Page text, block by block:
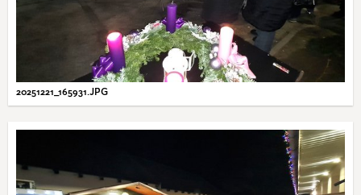
20251221_165931.JPG